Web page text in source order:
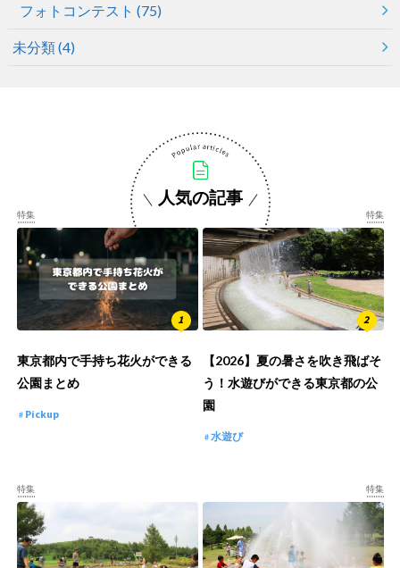
フォトコンテスト (75)
未分類(4)
人気の記事
特集
東京都内で手持ち花火ができる
公園まとめ
Pickup
特集
【2026】夏の暑さを吹き飛ばそ
う！水遊びができる東京都の公
園
水遊び
特集 特集